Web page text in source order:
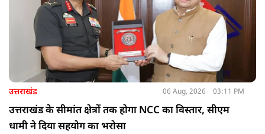
उत्तराखंड 06 Aug, 2026 03:11 PM
उत्तराखंड के सीमांत क्षेत्रों तक होगा NCC का विस्तार, सीएम
धामी ने दिया सहयोग का भरोसा